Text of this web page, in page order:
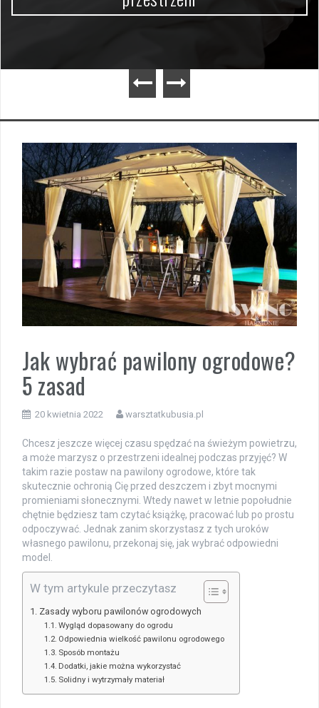
Jak wybrać pawilony ogrodowe?
5 zasad
20 kwietnia 2022 warsztatkubusia.pl
Chcesz jeszcze więcej czasu spędzać na świeżym powietrzu,
a może marzysz o przestrzeni idealnej podczas przyjęć? W
takim razie postaw na pawilony ogrodowe, które tak
skutecznie ochronią Cię przed deszczem i zbyt mocnymi
promieniami słonecznymi. Wtedy nawet w letnie popołudnie
chętnie będziesz tam czytać książkę, pracować lub po prostu
odpoczywać. Jednak zanim skorzystasz z tych uroków
własnego pawilonu, przekonaj się, jak wybrać odpowiedni
model.
W tym artykule przeczytasz
Zasady wyboru pawilonów ogrodowych
Wygląd dopasowany do ogrodu
Odpowiednia wielkość pawilonu ogrodowego
Sposób montażu
Dodatki, jakie można wykorzystać
Solidny i wytrzymały materiał